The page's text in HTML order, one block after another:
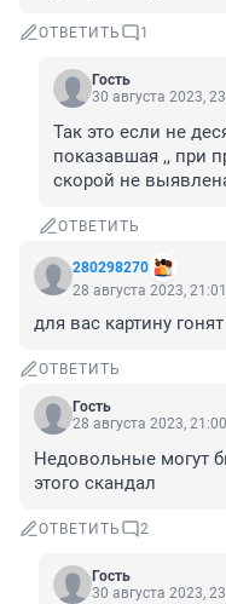
ОТВЕТИТЬ 1
Гость
30 августа 2023,
Так это если не
показавшая ,, при
скорой не
ОТВЕТИТЬ
280298270
28 августа 2023, 21:01
для вас картину гонят
ОТВЕТИТЬ
Гость
28 августа 2023, 21:00
Недовольные могут
этого скандал
ОТВЕТИТЬ 2
Гость
30 августа 2023,